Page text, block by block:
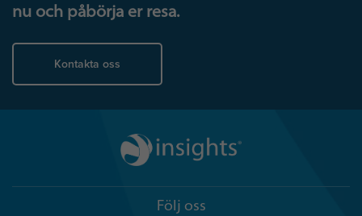
nu och påbörja er resa.
Kontakta oss
Följ oss